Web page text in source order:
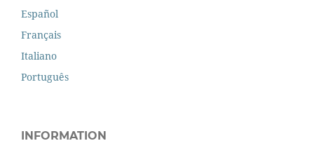
Español
Français
Italiano
Português
INFORMATION